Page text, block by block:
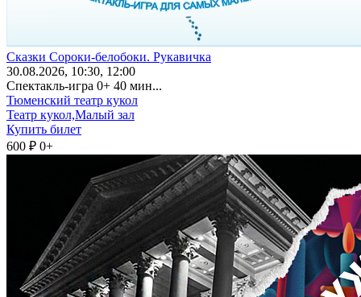
Сказки Сороки-белобоки. Рукавичка
30.08.2026, 10:30, 12:00
Спектакль-игра 0+ 40 мин...
Тюменский театр кукол
Театр кукол,Малый зал
Купить билет
600 ₽ 0+